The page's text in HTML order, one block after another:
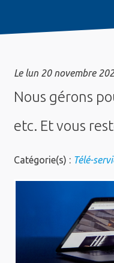
Le lun 20 novembre
Nous gérons
etc. Et vous
Catégorie(s) : Télé-